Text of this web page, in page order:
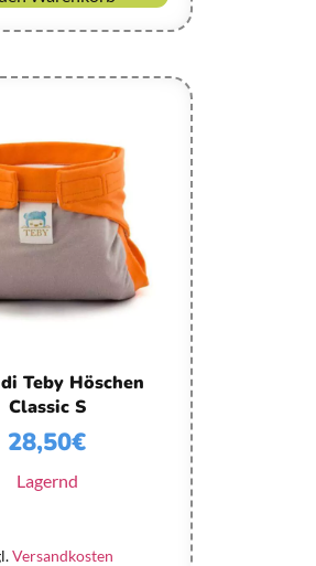
Teby Höschen
Classic S
28,50€
Lagernd
Versandkosten